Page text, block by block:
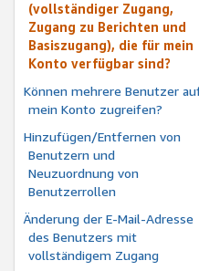
(vollständiger Zugang,
Zugang zu Berichten und
Basiszugang), die für mein
Konto verfügbar sind?
Können mehrere Benutzer
mein Konto zugreifen?
Hinzufügen/Entfernen von
Benutzern und
Neuzuordnung von
Benutzerrollen
Änderung der E-Mail-Adresse
des Benutzers mit
vollständigem Zugang